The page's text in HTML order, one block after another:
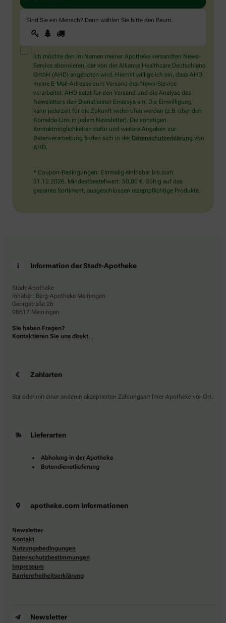
Sind Sie ein Mensch? Dann wählen Sie bitte den Baum.
Sind
Sie
ein
Mensch?
Dann
wählen
Sie
bitte
den
Baum.
1 2
Ich möchte den im Namen meiner Apotheke versandten News-
Service abonnieren, der von der Alliance Healthcare Deutschland
GmbH (AHD) angeboten wird. Hiermit willige ich ein, dass AHD
meine E-Mail-Adresse zum Versand des News-Service
verarbeitet. AHD setzt für den Versand und die Analyse des
Newsletters den Dienstleister Emarsys ein. Die Einwilligung
kann jederzeit für die Zukunft widerrufen werden (z.B. über den
Abmelde-Link in jedem Newsletter). Die sonstigen
Kontaktmöglichkeiten dafür und weitere Angaben zur
Datenverarbeitung finden sich in der Datenschutzerklärung von
AHD.
* Coupon-Bedingungen: Einmalig einlösbar bis zum
31.12.2026. Mindestbestellwert: 50,00 €. Gültig auf das
gesamte Sortiment, ausgeschlossen rezeptpflichtige Produkte.
Information der Stadt-Apotheke
Stadt-Apotheke
Inhaber: Berg-Apotheke Meiningen
Georgstraße 26
98617 Meiningen
Sie haben Fragen?
Kontaktieren Sie uns direkt.
Zahlarten
Bar oder mit einer anderen akzeptierten Zahlungsart Ihrer Apotheke vor Ort.
Lieferarten
Abholung in der Apotheke
Botendienstlieferung
apotheke.com Informationen
Newsletter
Kontakt
Nutzungsbedingungen
Datenschutzbestimmungen
Impressum
Barrierefreiheitserklärung
Newsletter